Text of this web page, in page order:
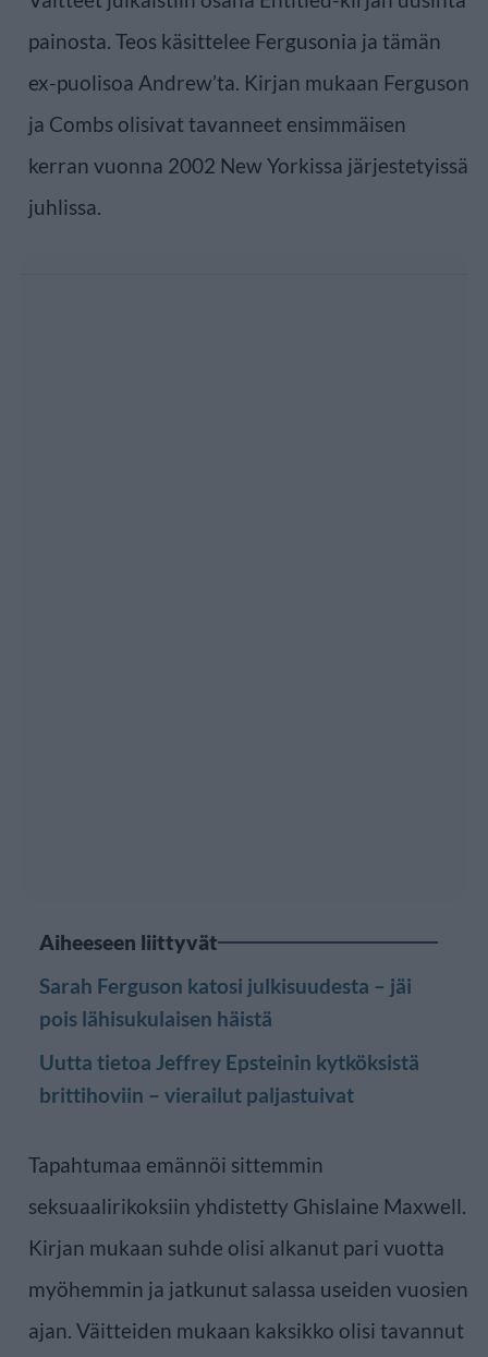
painosta. Teos käsittelee Fergusonia ja tämän
ex-puolisoa Andrew’ta. Kirjan mukaan Ferguson
ja Combs olisivat tavanneet ensimmäisen
kerran vuonna 2002 New Yorkissa järjestetyissä
juhlissa.
Aiheeseen liittyvät
Sarah Ferguson katosi julkisuudesta – jäi
pois lähisukulaisen häistä
Uutta tietoa Jeffrey Epsteinin kytköksistä
brittihoviin – vierailut paljastuivat
Tapahtumaa emännöi sittemmin
seksuaalirikoksiin yhdistetty Ghislaine Maxwell.
Kirjan mukaan suhde olisi alkanut pari vuotta
myöhemmin ja jatkunut salassa useiden vuosien
ajan. Väitteiden mukaan kaksikko olisi tavannut